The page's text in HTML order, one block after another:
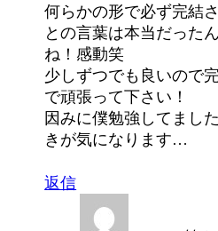
何らかの形で必ず完結
との言葉は本当だった
ね！感動笑
少しずつでも良いので
で頑張って下さい！
因みに僕勉強してまし
きが気になります…
返信